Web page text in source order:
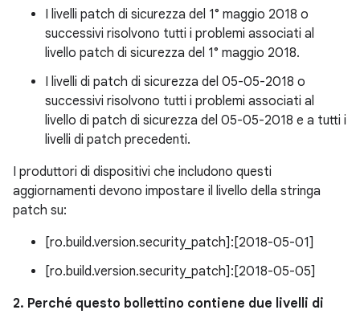
I livelli patch di sicurezza del 1° maggio 2018 o
successivi risolvono tutti i problemi associati al
livello patch di sicurezza del 1° maggio 2018.
I livelli di patch di sicurezza del 05-05-2018 o
successivi risolvono tutti i problemi associati al
livello di patch di sicurezza del 05-05-2018 e a tutti i
livelli di patch precedenti.
I produttori di dispositivi che includono questi
aggiornamenti devono impostare il livello della stringa
patch su:
[ro.build.version.security_patch]:[2018-05-01]
[ro.build.version.security_patch]:[2018-05-05]
2. Perché questo bollettino contiene due livelli di